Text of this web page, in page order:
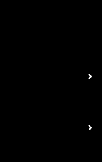
›
›